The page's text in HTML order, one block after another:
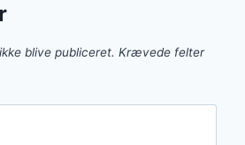
blive publiceret. Krævede felter